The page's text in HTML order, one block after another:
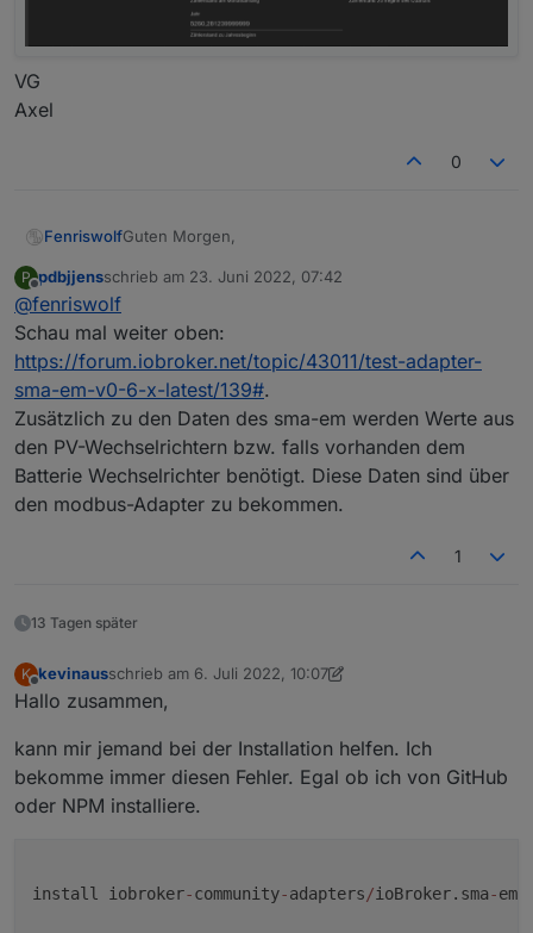
VG
Axel
0
FenriswolfGuten Morgen,
ich stehe anscheinend mächtig auf den Schlauch
Ich habe den aktuellen Adapter sma-en von Github
in der Version 0.6.5 installiert und bekomme auch
jede Menge Werte angezeigt. Allerdings verstehe
ich momentan noch nicht, welcher Wert denen in
der SMA-Website Anzeige entspricht.
Ich denke, ich habe verstanden, das ich teilweise
welchen Wert komme, verstehe ich noch nicht.
Details für L1, L2 und L3 sind aktiv.
Kann mir bitte jemand sagen, wie ich welchen Wert
berechnen muss ??
bis denne
Marc
P
Offline
pdbjjensschrieb am 23. Juni 2022, 07:42
zuletzt editiert von
@fenriswolf
Schau mal weiter oben:
https://forum.iobroker.net/topic/43011/test-adapter-
sma-em-v0-6-x-latest/139#.
Zusätzlich zu den Daten des sma-em werden Werte aus
den PV-Wechselrichtern bzw. falls vorhanden dem
Batterie Wechselrichter benötigt. Diese Daten sind über
den modbus-Adapter zu bekommen.
1
13 Tagen später
K
Offline
kevinausschrieb am 6. Juli 2022, 10:07
zuletzt editiert von kevinaus7. Juni 2022, 14:15
Hallo zusammen,
kann mir jemand bei der Installation helfen. Ich
bekomme immer diesen Fehler. Egal ob ich von GitHub
oder NPM installiere.
install iobroker-community-adapters/ioBroker.sma-em